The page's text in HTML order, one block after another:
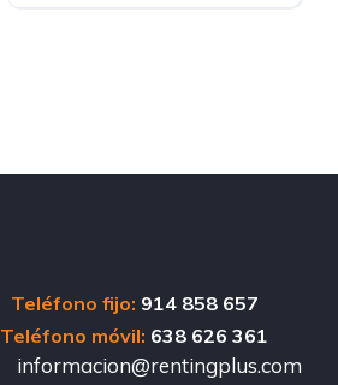
Teléfono fijo: 914 858 657
Teléfono móvil: 638 626 361
informacion@rentingplus.com